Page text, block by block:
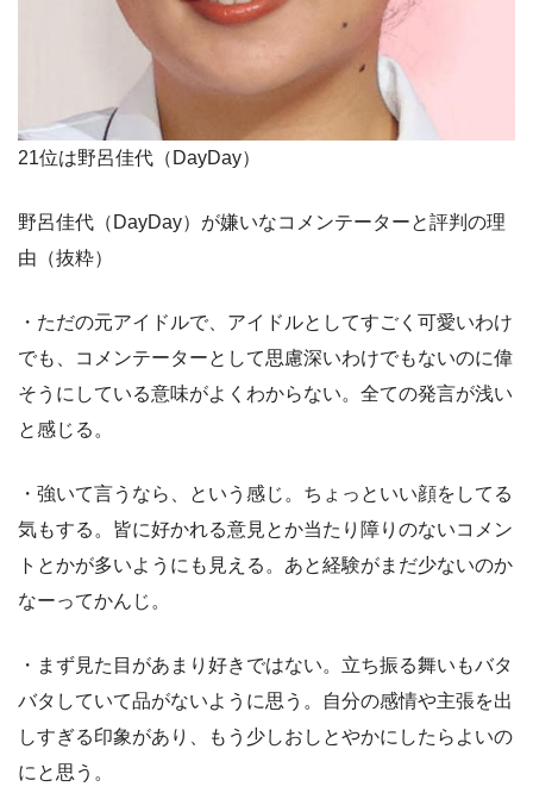
21位は野呂佳代（DayDay）
野呂佳代（DayDay）が嫌いなコメンテーターと評判の理
由（抜粋）
・ただの元アイドルで、アイドルとしてすごく可愛いわけ
でも、コメンテーターとして思慮深いわけでもないのに偉
そうにしている意味がよくわからない。全ての発言が浅い
と感じる。
・強いて言うなら、という感じ。ちょっといい顔をしてる
気もする。皆に好かれる意見とか当たり障りのないコメン
トとかが多いようにも見える。あと経験がまだ少ないのか
なーってかんじ。
・まず見た目があまり好きではない。立ち振る舞いもバタ
バタしていて品がないように思う。自分の感情や主張を出
しすぎる印象があり、もう少しおしとやかにしたらよいの
にと思う。